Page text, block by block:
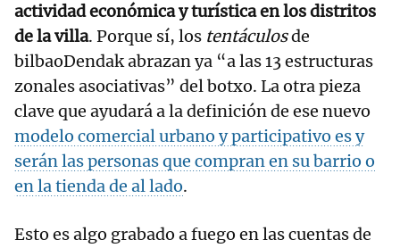
actividad económica y turística en los distritos
de la villa. Porque sí, los tentáculosde
bilbaoDendak abrazan ya “a las 13 estructuras
zonales asociativas” del botxo. La otra pieza
clave que ayudará a la definición de ese nuevo
modelo comercial urbano y participativo es y
serán las personas que compran en su barrio o
en la tienda de al lado.
Esto es algo grabado a fuego en las cuentas de